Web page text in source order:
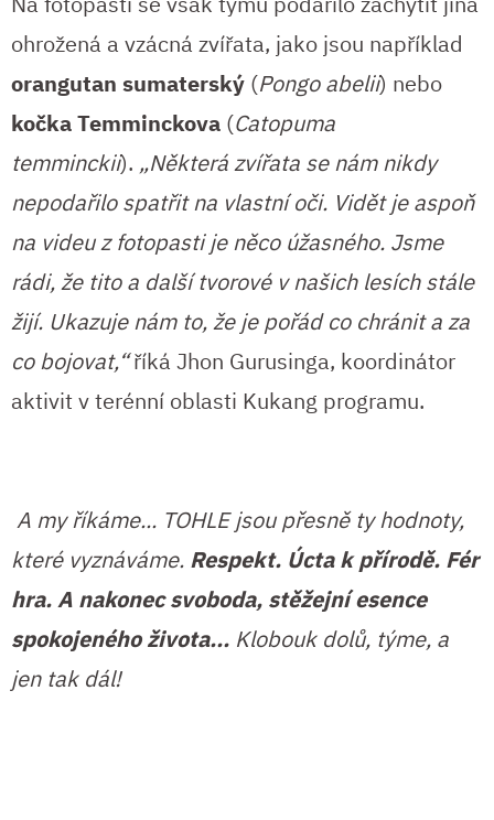
ohrožená a vzácná zvířata, jako jsou například
orangutan sumaterský (Pongo abelii) nebo
kočka Temminckova (Catopuma
temminckii). „Některá zvířata se nám nikdy
nepodařilo spatřit na vlastní oči. Vidět je aspoň
na videu z fotopasti je něco úžasného. Jsme
rádi, že tito a další tvorové v našich lesích stále
žijí. Ukazuje nám to, že je pořád co chránit a za
co bojovat,“říká Jhon Gurusinga, koordinátor
aktivit v terénní oblasti Kukang programu.
A my říkáme... TOHLE jsou přesně ty hodnoty,
které vyznáváme. Respekt. Úcta k přírodě. Fér
hra. A nakonec svoboda, stěžejní esence
spokojeného života... Klobouk dolů, týme, a
jen tak dál!